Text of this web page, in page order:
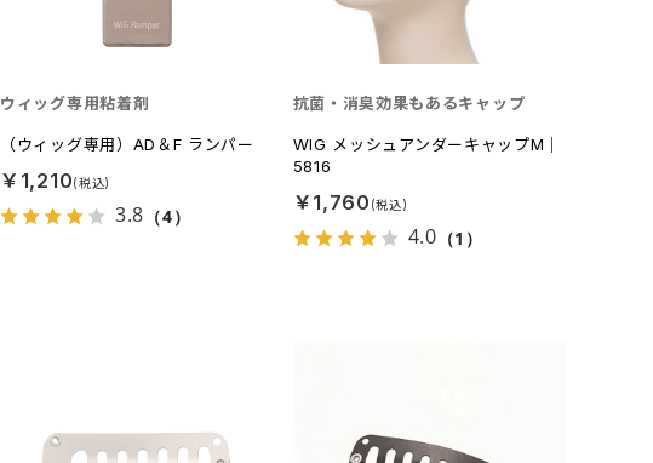
（ウィッグ専用）AD＆F ランパー
ウィッグ専用粘着剤
￥1,210
3.8 （4）
WIG メッシュアンダーキャップM｜
5816
抗菌・消臭効果もあるキャップ
￥1,760
4.0 （1）